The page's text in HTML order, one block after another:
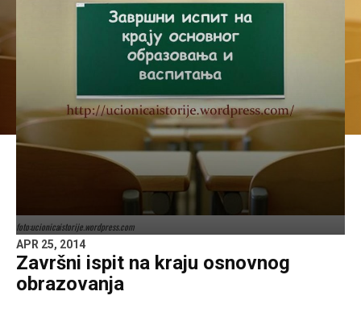
foto:ucionicaistorije.wordpress.com
APR 25, 2014
Završni ispit na kraju osnovnog
obrazovanja